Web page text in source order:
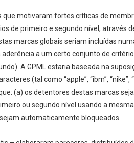
motivaram fortes críticas de
de primeiro e segundo nível, através
marcas globais seriam incluídas
a um certo conjunto de
A GPML estaria baseada na
(tal como “apple”, “ibm”, “nike”,
(a) os detentores destas marcas
ou segundo nível usando a
automaticamente bloqueados.